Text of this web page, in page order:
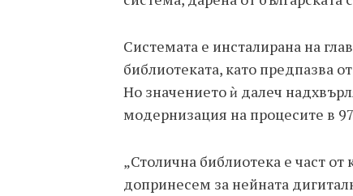
Системата е инсталирана на
библиотеката, като предпазва
Но значението ѝ далеч
модернизация на процесите в
„Столична библиотека е част от
допринесем за нейната